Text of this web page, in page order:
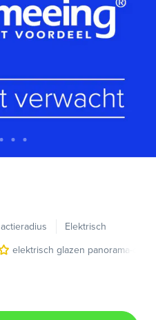
Elektrisch
elektrisch glazen panorama-dak